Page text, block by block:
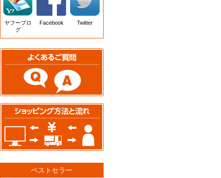
ヤフーブロ
グ
Facebook Twitter
ベストセラー